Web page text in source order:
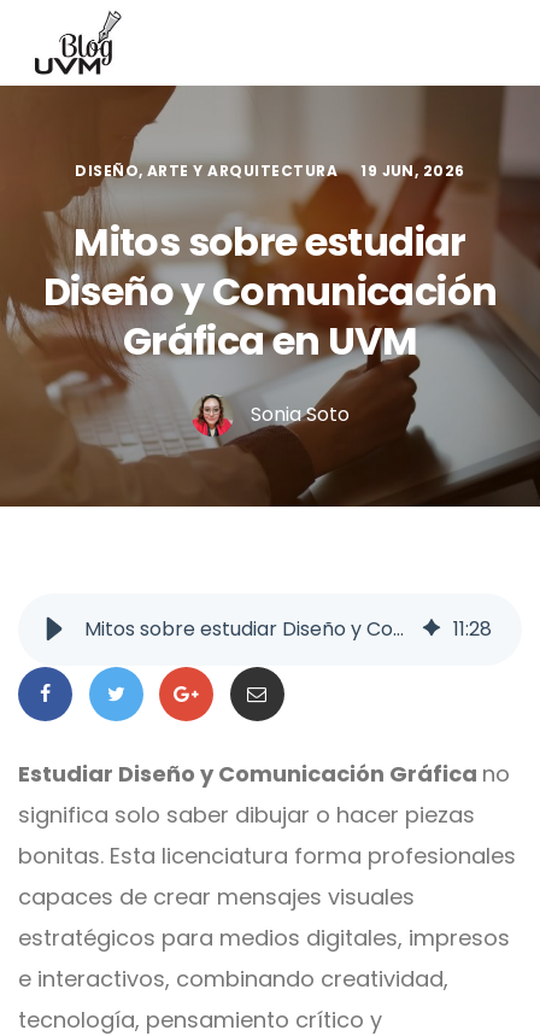
DISEÑO, ARTE Y ARQUITECTURA 19 JUN, 2026
Mitos sobre estudiar
Diseño y Comunicación
Gráfica en UVM
Sonia Soto
Mitos sobre estudiar Diseño y Comunicación Gráfica | UVM 11:28
Estudiar Diseño y Comunicación Gráfica no
significa solo saber dibujar o hacer piezas
bonitas. Esta licenciatura forma profesionales
capaces de crear mensajes visuales
estratégicos para medios digitales, impresos
e interactivos, combinando creatividad,
tecnología, pensamiento crítico y